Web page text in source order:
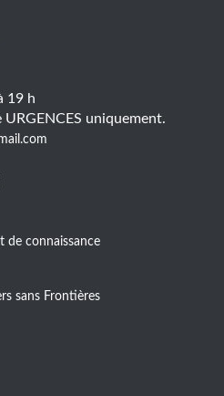
19 h
URGENCES uniquement.
de connaissance
sans Frontières